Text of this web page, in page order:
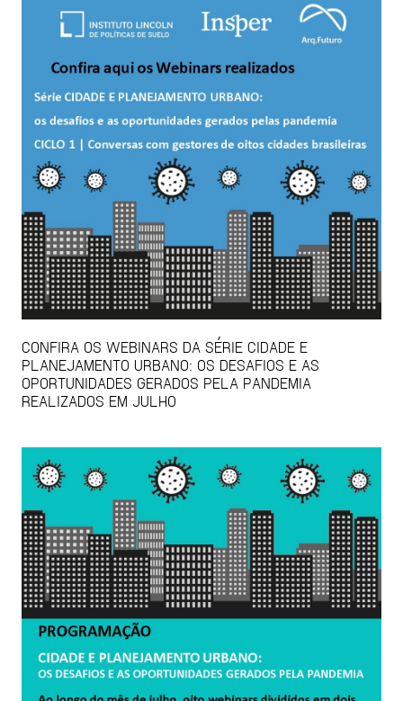
CONFIRA OS WEBINARS DA SÉRIE CIDADE E
PLANEJAMENTO URBANO: OS DESAFIOS E AS
OPORTUNIDADES GERADOS PELA PANDEMIA
REALIZADOS EM JULHO